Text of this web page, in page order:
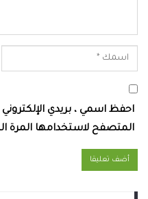
احفظ اسمي ، بريدي الإلكتروني
المتصفح لاستخدامها المرة